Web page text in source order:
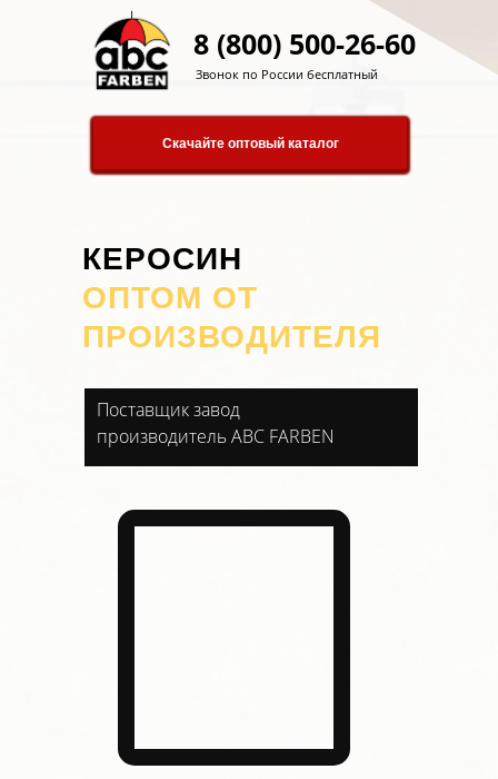
Звонок по России бесплатный
8 (800) 500-26-60
Скачайте оптовый каталог
КЕРОСИН
ОПТОМ ОТ
ПРОИЗВОДИТЕЛЯ
Поставщик завод
производитель ABC FARBEN